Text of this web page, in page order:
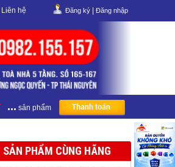
Liên hệ Đăng ký Đăng nhập
... sản phẩm
SẢN PHẨM CÙNG HÃNG